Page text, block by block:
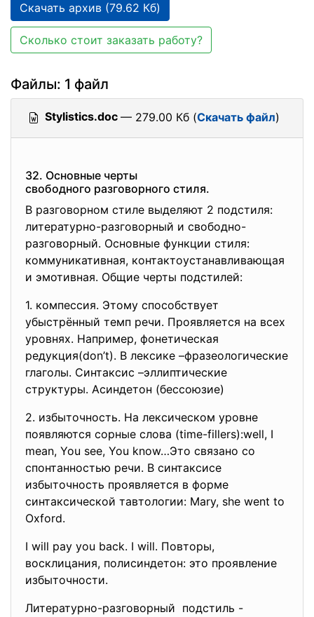
Скачать архив (79.62 Кб)
Сколько стоит заказать работу?
Файлы: 1 файл
Stylistics.doc — 279.00 Кб (Скачать файл)
32. Основные черты
свободного разговорного стиля.
В разговорном стиле выделяют 2 подстиля:
литературно-разговорный и свободно-
разговорный. Основные функции стиля:
коммуникативная, контактоустанавливающая
и эмотивная. Общие черты подстилей:
1. компессия. Этому способствует
убыстрённый темп речи. Проявляется на всех
уровнях. Например, фонетическая
редукция(don’t). В лексике –фразеологические
глаголы. Синтаксис –эллиптические
структуры. Асиндетон (бессоюзие)
2. избыточность. На лексическом уровне
появляются сорные слова (time-fillers):well, I
mean, You see, You know…Это связано со
спонтанностью речи. В синтаксисе
избыточность проявляется в форме
синтаксической тавтологии: Mary, she went to
Oxford.
I will pay you back. I will. Повторы,
восклицания, полисиндетон: это проявление
избыточности.
Литературно-разговорный подстиль -